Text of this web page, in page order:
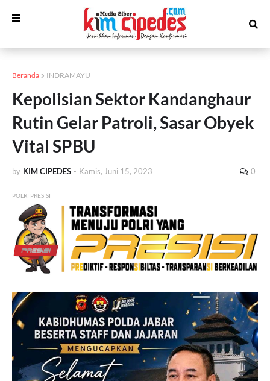
Beranda INDRAMAYU
Kepolisian Sektor Kandanghaur
Rutin Gelar Patroli, Sasar Obyek
Vital SPBU
by KIM CIPEDES - Kamis, Juni 15, 2023 0
POLRI PRESISI